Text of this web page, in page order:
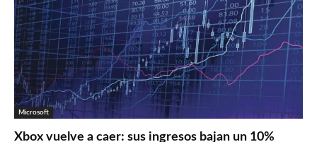
Microsoft
Xbox vuelve a caer: sus ingresos bajan un 10%